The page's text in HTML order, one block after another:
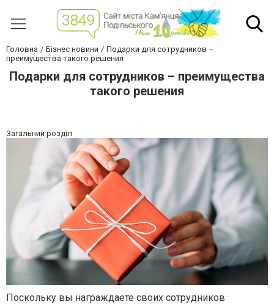
Головна Бізнес новини
Подарки для сотрудников –
преимущества такого решения
Подарки для сотрудников – преимущества
такого решения
Загальний розділ
Поскольку вы награждаете своих сотрудников